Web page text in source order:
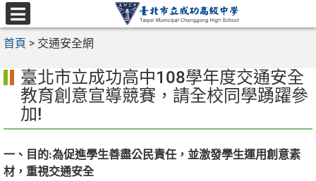
跳
至
主
選
單
首頁 > 交通安全網
臺北市立成功高中108學年度交通安全
教育創意宣導競賽，請全校同學踴躍參
加!
一、目的:為促進學生善盡公民責任，並激發學生運用創意素
材，重視交通安全